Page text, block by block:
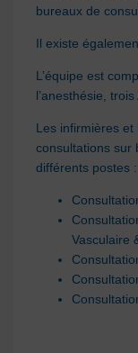
bureaux de
Il existe
L’équipe est
l’anesthésie, trois
Les infirmières et
consultations sur
différents postes :
Vasculaire